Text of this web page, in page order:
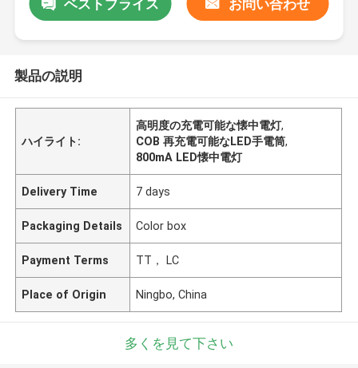
ベストプライス お問い合わせ
製品の説明
ハイライト:
高明度の充電可能な懐中電灯,
COB 再充電可能なLED手電筒,
800mA LED懐中電灯
Delivery Time 7 days
Packaging Details Color box
Payment Terms TT， LC
Place of Origin Ningbo, China
多くを見て下さい